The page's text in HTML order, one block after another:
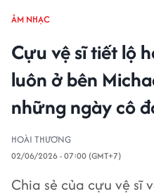
ÂM NHẠC
Cựu vệ sĩ tiết lộ
luôn ở bên
những ngày cô
HOÀI THƯƠNG
02/06/2026 - 07:00 (GMT+7)
Chia sẻ của cựu vệ sĩ